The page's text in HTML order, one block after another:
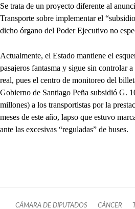
Se trata de un proyecto diferente al
Transporte sobre implementar el
dicho órgano del Poder Ejecutivo no
Actualmente, el Estado mantiene el
pasajeros fantasma y sigue sin controlar
real, pues el centro de monitoreo del
Gobierno de Santiago Peña subsidió G.
millones) a los transportistas por la
meses de este año, lapso que estuvo
ante las excesivas “reguladas” de buses.
CÁMARA DE DIPUTADOS CÁNCER